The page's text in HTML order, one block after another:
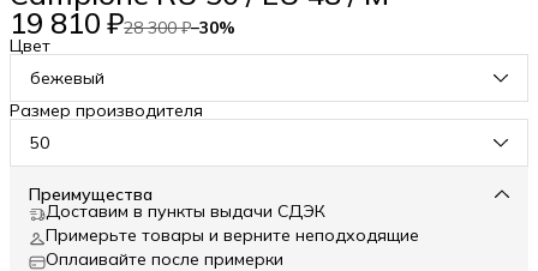
19 810 ₽28 300 ₽−30%
Цвет
бежевый
Размер производителя
50
Преимущества
Доставим в пункты выдачи СДЭК
Примерьте товары и верните неподходящие
Оплаивайте после примерки